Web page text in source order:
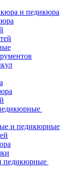
и педикюра
и педикюрные